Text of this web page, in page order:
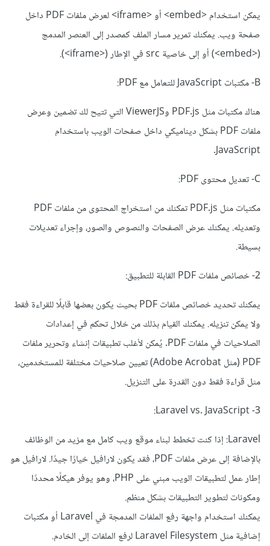
يمكن استخدام <embed> أو <iframe> لعرض ملفات PDF داخل
صفحة ويب. يمكنك تمرير مسار الملف كمصدر إلى العنصر المدمج
(<embed>) أو إلى خاصية src في الإطار (<iframe>).
B- مكتبات JavaScript للتعامل مع PDF:
هناك مكتبات مثل PDF.js وViewerJS التي تتيح لك تضمين وعرض
ملفات PDF بشكل ديناميكي داخل صفحات الويب باستخدام
JavaScript.
C- تعديل محتوى PDF:
مكتبات مثل PDF.js تمكنك من استخراج المحتوى من ملفات PDF
وتعديله. يمكنك عرض الصفحات والنصوص والصور، وإجراء تعديلات
بسيطة.
2- خصائص ملفات PDF القابلة للتطبيق:
يمكنك تحديد خصائص ملفات PDF بحيث يكون بعضها قابلًا للقراءة فقط
ولا يمكن تنزيله. يمكنك القيام بذلك من خلال تحكم في إعدادات
الصلاحيات في ملفات PDF. يُمكن لأغلب تطبيقات إنشاء وتحرير ملفات
PDF (مثل Adobe Acrobat) تعيين صلاحيات مختلفة للمستخدمين،
مثل قراءة فقط دون القدرة على التنزيل.
3- Laravel vs. JavaScript:
Laravel: إذا كنت تخطط لبناء موقع ويب كامل مع مزيد من الوظائف
بالإضافة إلى عرض ملفات PDF، فقد يكون لارافيل خيارًا جيدًا. لارافيل هو
إطار عمل لتطبيقات الويب مبني على PHP، وهو يوفر هيكلًا محددًا
ومكونات لتطوير التطبيقات بشكل منظم.
يمكنك استخدام واجهة رفع الملفات المدمجة في Laravel أو مكتبات
إضافية مثل Laravel Filesystem لرفع الملفات إلى الخادم.